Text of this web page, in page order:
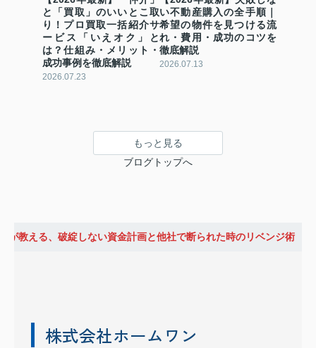
と「買取」のいいとこ取
り！プロ買取一括紹介サ
ービス「いえオク」と
は？仕組み・メリット・
成功事例を徹底解説
2026.07.23
い不動産購入の全手順｜
希望の物件を見つける流
れ・費用・成功のコツを
徹底解説
2026.07.13
もっと見る
ブログトップへ
が教える、破綻しない資金計画と他社で断られた時のリベンジ術
株式会社ホームワン